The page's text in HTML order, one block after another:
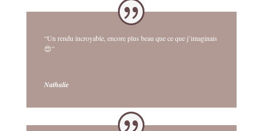
“Un rendu incroyable, encore plus beau que ce que j’imaginais
😍”
Nathalie